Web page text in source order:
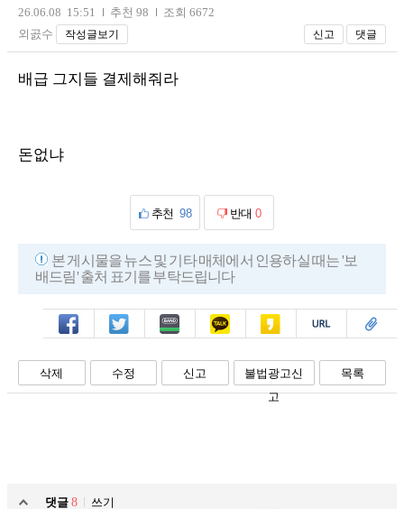
26.06.08 15:51 추천 98
조회 6672
외곬수
작성글보기 신고 댓글
배급 그지들 결제해줘라
돈없냐
추천 98 반대 0
본 게시물을 뉴스 및 기타 매체에서 인용하실 때는 '보
배드림' 출처 표기를 부탁드립니다
페북 트윗 밴드 카톡 카스 복사 스크랩
삭제 수정 신고
불법광고신
고
목록
댓글 8
쓰기